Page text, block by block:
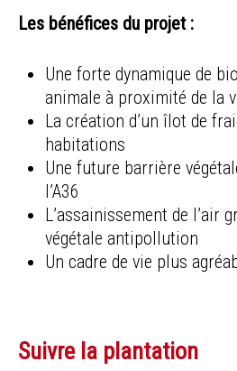
Les bénéfices du projet :
Une forte dynamique de
animale à proximité de la
La création d’un îlot de
habitations
Une future barrière
l’A36
L’assainissement de l’air
végétale antipollution
Un cadre de vie plus
Suivre la plantation